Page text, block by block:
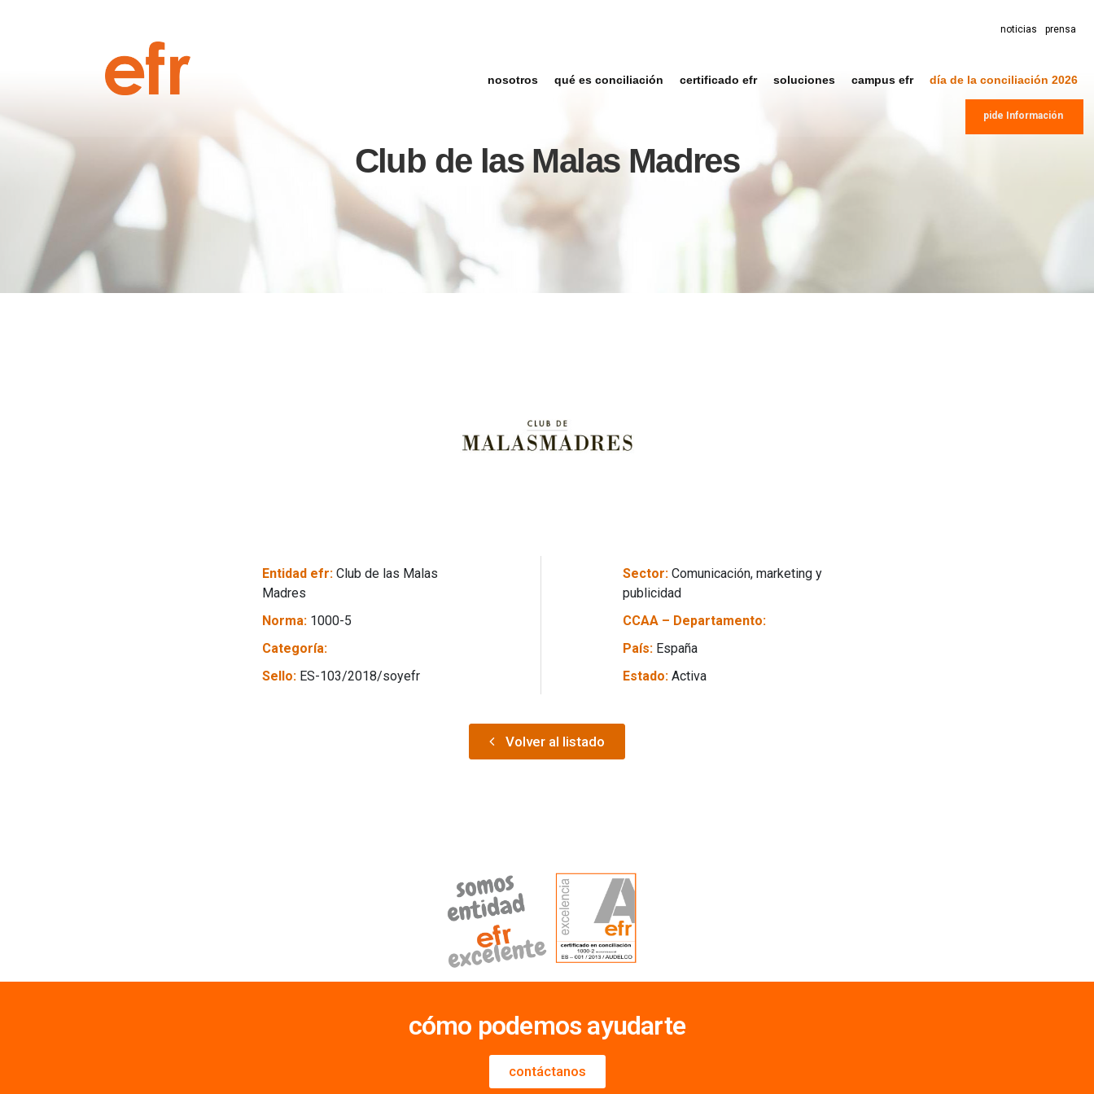
noticias prensa
nosotros qué es conciliación certificado efr soluciones campus efr día de la conciliación 2026
pide Información
Club de las Malas Madres
Entidad efr: Club de las Malas
Madres
Norma: 1000-5
Categoría:
Sello: ES-103/2018/soyefr
Sector: Comunicación, marketing y
publicidad
CCAA – Departamento:
País: España
Estado: Activa
Volver al listado
cómo podemos ayudarte
contáctanos